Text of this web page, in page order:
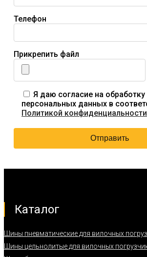
Телефон
Прикрепить файл
Я даю согласие на обработку
персональных данных в
Политикой конфиденциальности
Каталог
Шины пневматические для вилочных
Шины цельнолитые для вилочных